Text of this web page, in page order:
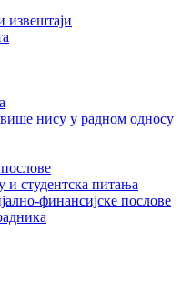
извештаји
нису у радном односу
и студентска питања
финансијске послове